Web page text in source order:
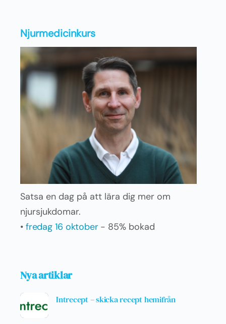
Njurmedicinkurs
Satsa en dag på att lära dig mer om
njursjukdomar.
• fredag 16 oktober- 85% bokad
Nya artiklar
Intrecept – skicka recept hemifrån